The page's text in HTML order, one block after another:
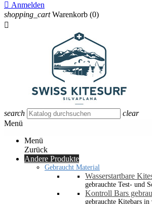
 Anmelden
shopping_cart Warenkorb (0)

search
clear
Menü
Menü
Zurück
Andere Produkte
Gebraucht Material
Wasserstartbare
gebrauchte Test- und
Kontroll Bars
gebrauchte Kitebars in